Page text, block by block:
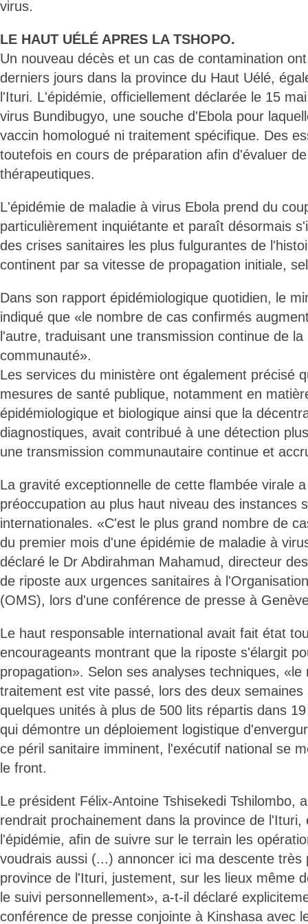
virus.
LE HAUT UÉLÉ APRES LA TSHOPO.
Un nouveau décès et un cas de contamination
derniers jours dans la province du Haut Uélé,
l'Ituri. L'épidémie, officiellement déclarée le 15
virus Bundibugyo, une souche d'Ebola pour
vaccin homologué ni traitement spécifique. Des
toutefois en cours de préparation afin d'évaluer
thérapeutiques.
L'épidémie de maladie à virus Ebola prend du
particulièrement inquiétante et paraît désormais
des crises sanitaires les plus fulgurantes de
continent par sa vitesse de propagation initiale,
Dans son rapport épidémiologique quotidien, le
indiqué que «le nombre de cas confirmés
l'autre, traduisant une transmission continue de
communauté».
Les services du ministère ont également précisé
mesures de santé publique, notamment en
épidémiologique et biologique ainsi que la
diagnostiques, avait contribué à une détection
une transmission communautaire continue et
La gravité exceptionnelle de cette flambée virale
préoccupation au plus haut niveau des instances
internationales. «C'est le plus grand nombre de
du premier mois d'une épidémie de maladie à
déclaré le Dr Abdirahman Mahamud, directeur
de riposte aux urgences sanitaires à
(OMS), lors d'une conférence de presse à
Le haut responsable international avait fait état
encourageants montrant que la riposte s'élargit
propagation». Selon ses analyses techniques, «le
traitement est vite passé, lors des deux semaines
quelques unités à plus de 500 lits répartis dans
qui démontre un déploiement logistique
ce péril sanitaire imminent, l'exécutif national se
le front.
Le président Félix-Antoine Tshisekedi Tshilombo,
rendrait prochainement dans la province de l'Ituri,
l'épidémie, afin de suivre sur le terrain les
voudrais aussi (...) annoncer ici ma descente très
province de l'Ituri, justement, sur les lieux même
le suivi personnellement», a-t-il déclaré
conférence de presse conjointe à Kinshasa avec